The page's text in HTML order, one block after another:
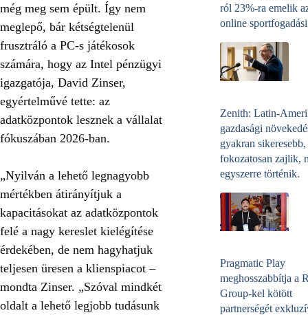
még meg sem épült. Így nem
meglepő, bár kétségtelenül
frusztráló a PC-s játékosok
számára, hogy az Intel pénzügyi
igazgatója, David Zinser,
egyértelművé tette: az
adatközpontok lesznek a vállalat
fókuszában 2026-ban.
„Nyilván a lehető legnagyobb
mértékben átirányítjuk a
kapacitásokat az adatközpontok
felé a nagy kereslet kielégítése
érdekében, de nem hagyhatjuk
teljesen üresen a klienspiacot –
mondta Zinser. „Szóval mindkét
oldalt a lehető legjobb tudásunk
ról 23%-ra emelik
online
Zenith: Latin-
gazdasági
gyakran sikeresebb,
fokozatosan zajlik,
egyszerre történik.
Pragmatic Play
meghosszabbítja a
Group-kel kötött
partnerségét